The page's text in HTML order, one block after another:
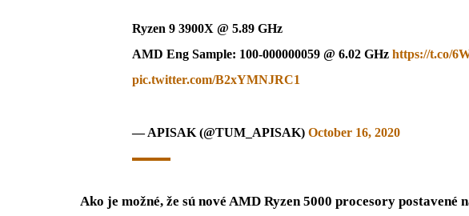
Ryzen 9 3900X @ 5.89 GHz
AMD Eng Sample: 100-000000059 @ 6.02 GHz https://t.co/
pic.twitter.com/B2xYMNJRC1
— APISAK (@TUM_APISAK) October 16, 2020
Ako je možné, že sú nové AMD Ryzen 5000 procesory postavené